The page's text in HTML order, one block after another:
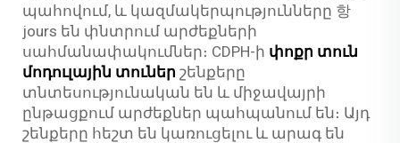
պահովում, և կազմակերպությունները 항
jours են փնտրում արժեքների
սահմանափակումներ։ CDPH-ի փոքր տուն
մոդուլային տուներ շենքերը
տնտեսությունական են և միջավայրի
ընթացքում արժեքներ պահպանում են։ Այդ
շենքերը հեշտ են կառուցելու և արագ են